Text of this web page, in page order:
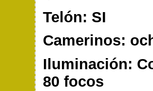
Telón: SI
Camerinos:
Iluminación:
80 focos